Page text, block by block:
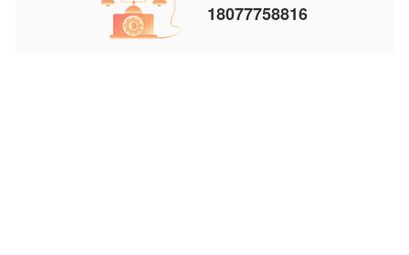
18077758816